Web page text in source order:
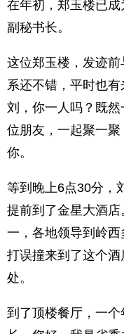
在年初，郑玉楼已
副秘书长。
这位郑玉楼，发迹
系还不错，平时也
刘，你一人吗？既
位朋友，一起聚一
你。
等到晚上6点30分，
提前到了金星大酒
一，各地领导到岭
打误撞来到了这个
处。
到了顶楼餐厅，一